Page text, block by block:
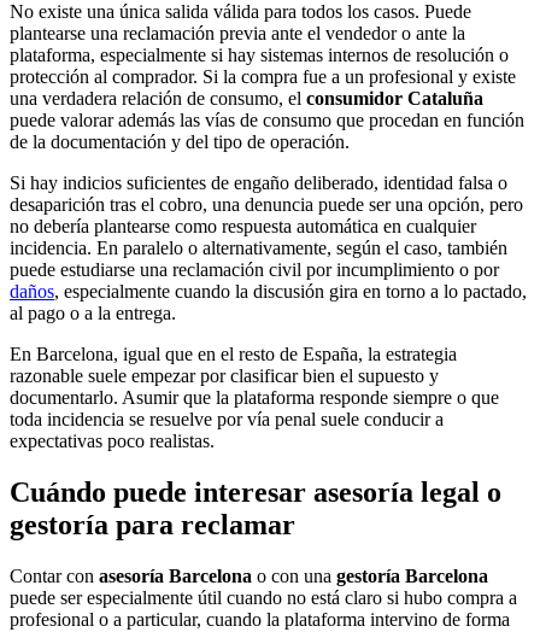
No existe una única salida válida para todos los casos. Puede
plantearse una reclamación previa ante el vendedor o ante la
plataforma, especialmente si hay sistemas internos de resolución o
protección al comprador. Si la compra fue a un profesional y existe
una verdadera relación de consumo, el consumidor Cataluña
puede valorar además las vías de consumo que procedan en función
de la documentación y del tipo de operación.
Si hay indicios suficientes de engaño deliberado, identidad falsa o
desaparición tras el cobro, una denuncia puede ser una opción, pero
no debería plantearse como respuesta automática en cualquier
incidencia. En paralelo o alternativamente, según el caso, también
puede estudiarse una reclamación civil por incumplimiento o por
daños, especialmente cuando la discusión gira en torno a lo pactado,
al pago o a la entrega.
En Barcelona, igual que en el resto de España, la estrategia
razonable suele empezar por clasificar bien el supuesto y
documentarlo. Asumir que la plataforma responde siempre o que
toda incidencia se resuelve por vía penal suele conducir a
expectativas poco realistas.
Cuándo puede interesar asesoría legal o
gestoría para reclamar
Contar con asesoría Barcelona o con una gestoría Barcelona
puede ser especialmente útil cuando no está claro si hubo compra a
profesional o a particular, cuando la plataforma intervino de forma